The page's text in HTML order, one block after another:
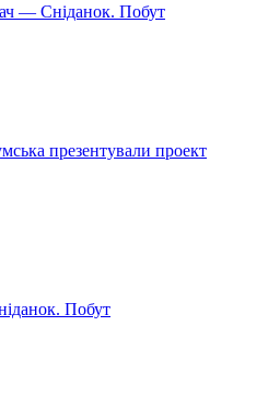
— Сніданок. Побут
презентували проект
Побут